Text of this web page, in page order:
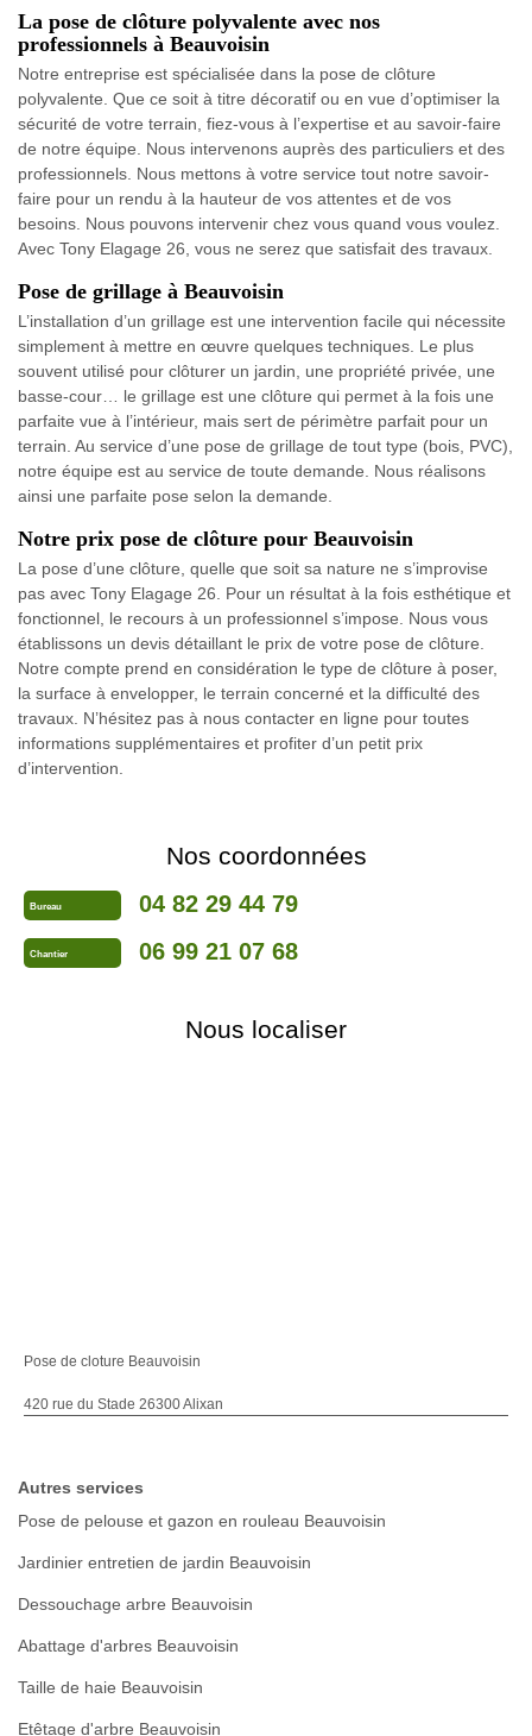
La pose de clôture polyvalente avec nos
professionnels à Beauvoisin
Notre entreprise est spécialisée dans la pose de clôture
polyvalente. Que ce soit à titre décoratif ou en vue d’optimiser la
sécurité de votre terrain, fiez-vous à l’expertise et au savoir-faire
de notre équipe. Nous intervenons auprès des particuliers et des
professionnels. Nous mettons à votre service tout notre savoir-
faire pour un rendu à la hauteur de vos attentes et de vos
besoins. Nous pouvons intervenir chez vous quand vous voulez.
Avec Tony Elagage 26, vous ne serez que satisfait des travaux.
Pose de grillage à Beauvoisin
L’installation d’un grillage est une intervention facile qui nécessite
simplement à mettre en œuvre quelques techniques. Le plus
souvent utilisé pour clôturer un jardin, une propriété privée, une
basse-cour… le grillage est une clôture qui permet à la fois une
parfaite vue à l’intérieur, mais sert de périmètre parfait pour un
terrain. Au service d’une pose de grillage de tout type (bois, PVC),
notre équipe est au service de toute demande. Nous réalisons
ainsi une parfaite pose selon la demande.
Notre prix pose de clôture pour Beauvoisin
La pose d’une clôture, quelle que soit sa nature ne s’improvise
pas avec Tony Elagage 26. Pour un résultat à la fois esthétique et
fonctionnel, le recours à un professionnel s’impose. Nous vous
établissons un devis détaillant le prix de votre pose de clôture.
Notre compte prend en considération le type de clôture à poser,
la surface à envelopper, le terrain concerné et la difficulté des
travaux. N’hésitez pas à nous contacter en ligne pour toutes
informations supplémentaires et profiter d’un petit prix
d’intervention.
Nos coordonnées
Bureau 04 82 29 44 79
Chantier 06 99 21 07 68
Nous localiser
Pose de cloture Beauvoisin
420 rue du Stade 26300 Alixan
Autres services
Pose de pelouse et gazon en rouleau Beauvoisin
Jardinier entretien de jardin Beauvoisin
Dessouchage arbre Beauvoisin
Abattage d'arbres Beauvoisin
Taille de haie Beauvoisin
Etêtage d'arbre Beauvoisin